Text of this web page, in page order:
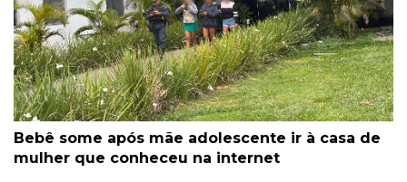
Bebê some após mãe adolescente ir à casa de
mulher que conheceu na internet